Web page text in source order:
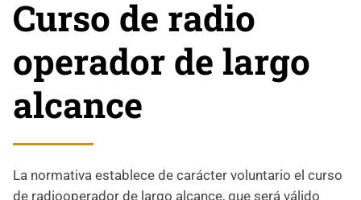
Curso de radio
operador de largo
alcance
La normativa establece de carácter voluntario el curso
de radiooperador de largo alcance, que será válido